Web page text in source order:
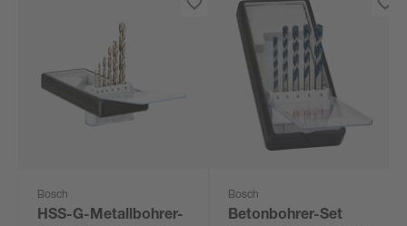
Bosch
HSS-G-Metallbohrer-
Bosch
Betonbohrer-Set